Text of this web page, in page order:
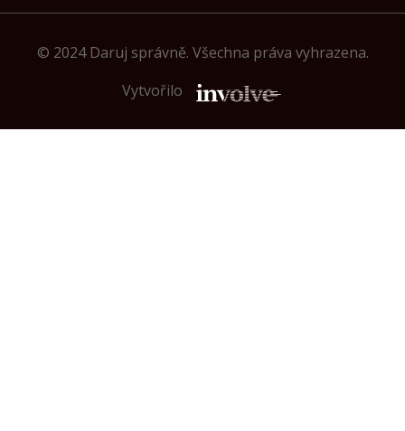
© 2024 Daruj správně. Všechna práva vyhrazena.
Vytvořilo